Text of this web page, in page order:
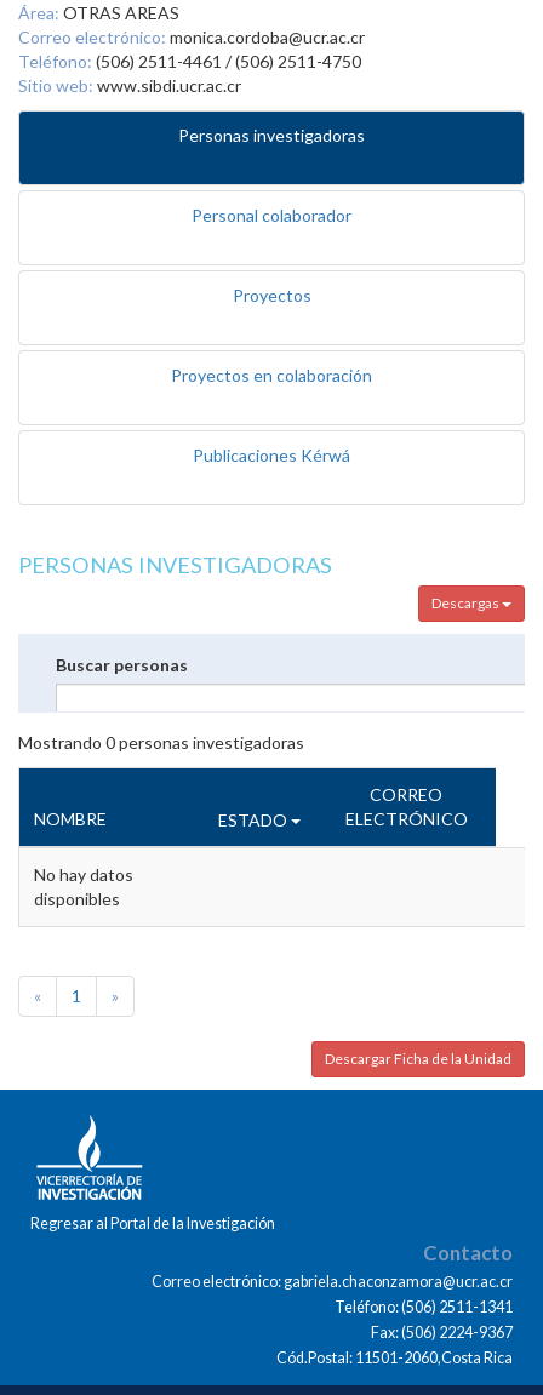
Área: OTRAS AREAS
Correo electrónico: monica.cordoba@ucr.ac.cr
Teléfono: (506) 2511-4461 / (506) 2511-4750
Sitio web: www.sibdi.ucr.ac.cr
Personas investigadoras
Personal colaborador
Proyectos
Proyectos en colaboración
Publicaciones Kérwá
PERSONAS INVESTIGADORAS
Descargas
Buscar personas
Mostrando 0personas investigadoras
NOMBRE ESTADO
CORREO
ELECTRÓNICO
No hay datos
disponibles
« 1 »
Descargar Ficha de la Unidad
Regresar al Portal de la Investigación
Contacto
Correo electrónico: gabriela.chaconzamora@ucr.ac.cr
Teléfono: (506) 2511-1341
Fax: (506) 2224-9367
Cód.Postal: 11501-2060,Costa Rica